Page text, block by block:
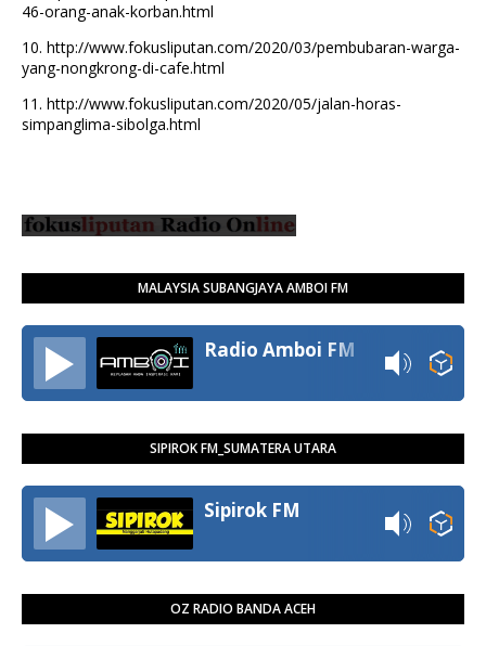
46-orang-anak-korban.html
10. http://www.fokusliputan.com/2020/03/pembubaran-warga-
yang-nongkrong-di-cafe.html
11. http://www.fokusliputan.com/2020/05/jalan-horas-
simpanglima-sibolga.html
MALAYSIA SUBANGJAYA AMBOI FM
Radio Amboi FM
SIPIROK FM_SUMATERA UTARA
Sipirok FM
OZ RADIO BANDA ACEH